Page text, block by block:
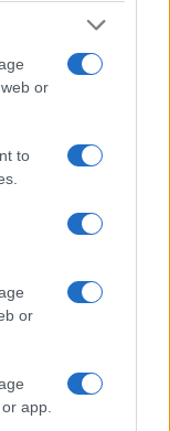
or
to
or
app.
che resta
non un
una
più forte
persino ai
deve poter
, sapendo
come